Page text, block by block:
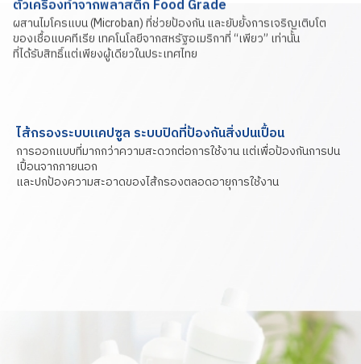
ตัวเครื่องทำจากพลาสติก Food Grade
ผสานไมโครแบน (Microban) ที่ช่วยป้องกัน และยับยั้งการเจริญเติบโต
ของเชื้อแบคทีเรีย เทคโนโลยีจากสหรัฐอเมริกาที่ “เพียว” เท่านั้น
ที่ได้รับสิทธิ์แต่เพียงผู้เดียวในประเทศไทย
ไส้กรองระบบแคปซูล ระบบปิดที่ป้องกันสิ่งปนเปื้อน
การออกแบบที่มากกว่าความสะดวกต่อการใช้งาน แต่เพื่อป้องกันการปน
เปื้อนจากภายนอก
และปกป้องความสะอาดของไส้กรองตลอดอายุการใช้งาน